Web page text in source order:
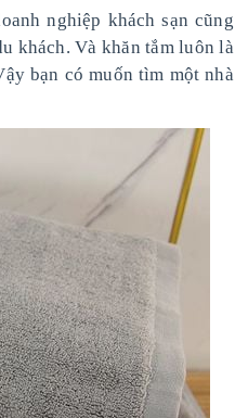
nghiệp khách sạn cũng
khách. Và khăn tắm luôn là
bạn có muốn tìm một nhà